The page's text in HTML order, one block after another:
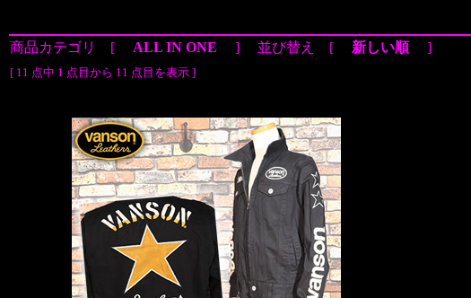
商品カテゴリ [ ALL IN ONE ] 並び替え [ 新しい順 ]
[ 11 点中 1 点目から 11 点目を表示 ]